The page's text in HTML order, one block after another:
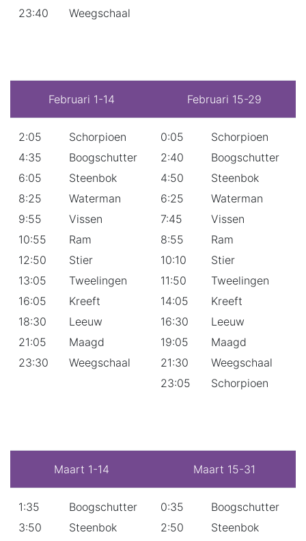
23:40
Weegschaal
Februari 1-14 Februari 15-29
2:05
4:35
6:05
8:25
9:55
10:55
12:50
13:05
16:05
18:30
21:05
23:30
Schorpioen
Boogschutter
Steenbok
Waterman
Vissen
Ram
Stier
Tweelingen
Kreeft
Leeuw
Maagd
Weegschaal
0:05
2:40
4:50
6:25
7:45
8:55
10:10
11:50
14:05
16:30
19:05
21:30
23:05
Schorpioen
Boogschutter
Steenbok
Waterman
Vissen
Ram
Stier
Tweelingen
Kreeft
Leeuw
Maagd
Weegschaal
Schorpioen
Maart 1-14 Maart 15-31
1:35
3:50
Boogschutter
Steenbok
0:35
2:50
Boogschutter
Steenbok